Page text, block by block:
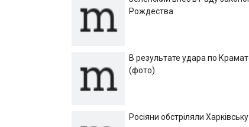
Рождества
В результате удара по
(фото)
Росіяни обстріляли